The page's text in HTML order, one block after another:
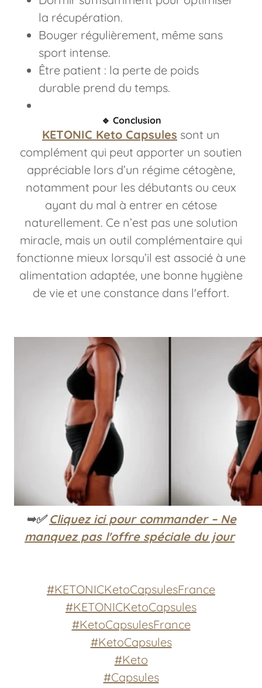
la récupération.
Bouger régulièrement, même sans
sport intense.
Être patient : la perte de poids
durable prend du temps.
🔹 Conclusion
KETONIC Keto Capsules sont un
complément qui peut apporter un soutien
appréciable lors d’un régime cétogène,
notamment pour les débutants ou ceux
ayant du mal à entrer en cétose
naturellement. Ce n’est pas une solution
miracle, mais un outil complémentaire qui
fonctionne mieux lorsqu’il est associé à une
alimentation adaptée, une bonne hygiène
de vie et une constance dans l'effort.
➥✅Cliquez ici pour commander – Ne
manquez pas l'offre spéciale du jour
#KETONICKetoCapsulesFrance
#KETONICKetoCapsules
#KetoCapsulesFrance
#KetoCapsules
#Keto
#Capsules